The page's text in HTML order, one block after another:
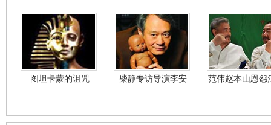
图坦卡蒙的诅咒 柴静专访导演李安 范伟赵本山恩怨